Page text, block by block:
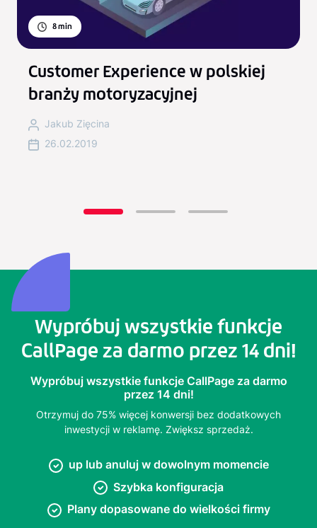
8min
Customer Experience w polskiej
branży motoryzacyjnej
Jakub Zięcina
26.02.2019
Wypróbuj wszystkie funkcje
CallPage za darmo przez 14 dni!
Wypróbuj wszystkie funkcje CallPage za darmo
przez 14 dni!
Otrzymuj do 75% więcej konwersji bez dodatkowych
inwestycji w reklamę. Zwiększ sprzedaż.
up lub anuluj w dowolnym momencie
Szybka konfiguracja
Plany dopasowane do wielkości firmy